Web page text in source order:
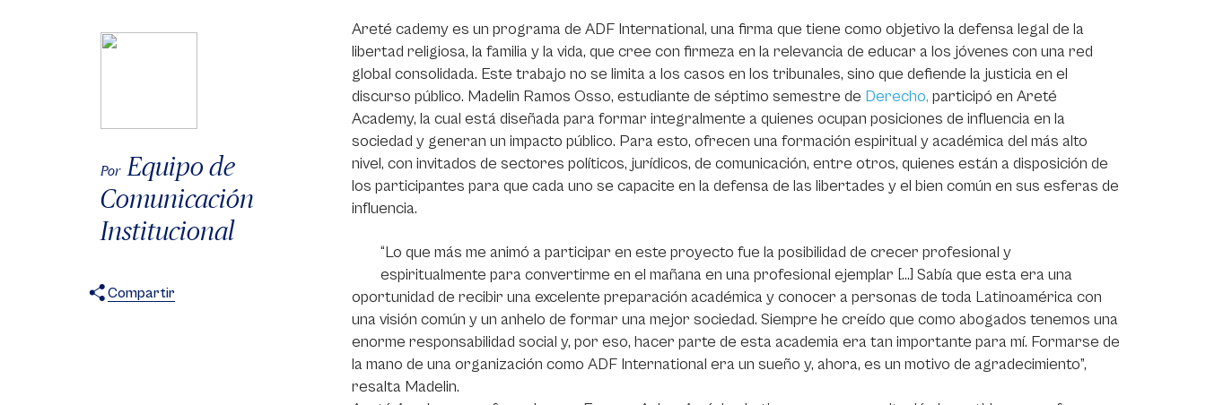
Por Equipo de
Comunicación
Institucional
Compartir
Areté cademy es un programa de ADF International, una firma que tiene como objetivo la defensa legal de la
libertad religiosa, la familia y la vida, que cree con firmeza en la relevancia de educar a los jóvenes con una red
global consolidada. Este trabajo no se limita a los casos en los tribunales, sino que defiende la justicia en el
discurso público. Madelin Ramos Osso, estudiante de séptimo semestre de Derecho, participó en Areté
Academy, la cual está diseñada para formar integralmente a quienes ocupan posiciones de influencia en la
sociedad y generan un impacto público. Para esto, ofrecen una formación espiritual y académica del más alto
nivel, con invitados de sectores políticos, jurídicos, de comunicación, entre otros, quienes están a disposición de
los participantes para que cada uno se capacite en la defensa de las libertades y el bien común en sus esferas de
influencia.
“Lo que más me animó a participar en este proyecto fue la posibilidad de crecer profesional y
espiritualmente para convertirme en el mañana en una profesional ejemplar […] Sabía que esta era una
oportunidad de recibir una excelente preparación académica y conocer a personas de toda Latinoamérica con
una visión común y un anhelo de formar una mejor sociedad. Siempre he creído que como abogados tenemos una
enorme responsabilidad social y, por eso, hacer parte de esta academia era tan importante para mí. Formarse de
la mano de una organización como ADF International era un sueño y, ahora, es un motivo de agradecimiento”,
resalta Madelin.